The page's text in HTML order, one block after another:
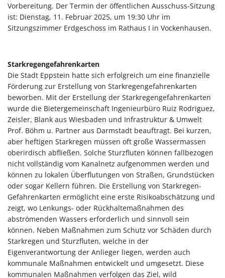
Vorbereitung. Der Termin der öffentlichen Ausschuss-Sitzung
ist: Dienstag, 11. Februar 2025, um 19:30 Uhr im
Sitzungszimmer Erdgeschoss im Rathaus I in Vockenhausen.
Starkregengefahrenkarten
Die Stadt Eppstein hatte sich erfolgreich um eine finanzielle
Förderung zur Erstellung von Starkregengefahrenkarten
beworben. Mit der Erstellung der Starkregengefahrenkarten
wurde die Bietergemeinschaft Ingenieurbüro Ruiz Rodriguez,
Zeisler, Blank aus Wiesbaden und Infrastruktur & Umwelt
Prof. Böhm u. Partner aus Darmstadt beauftragt. Bei kurzen,
aber heftigen Starkregen müssen oft große Wassermassen
oberirdisch abfließen. Solche Sturzfluten können fallbezogen
nicht vollständig vom Kanalnetz aufgenommen werden und
können zu lokalen Überflutungen von Straßen, Grundstücken
oder sogar Kellern führen. Die Erstellung von Starkregen-
Gefahrenkarten ermöglicht eine erste Risikoabschätzung und
zeigt, wo Lenkungs- oder Rückhaltemaßnahmen des
abströmenden Wassers erforderlich und sinnvoll sein
können. Neben Maßnahmen zum Schutz vor Schäden durch
Starkregen und Sturzfluten, welche in der
Eigenverantwortung der Anlieger liegen, werden auch
kommunale Maßnahmen entwickelt und umgesetzt. Diese
kommunalen Maßnahmen verfolgen das Ziel, wild